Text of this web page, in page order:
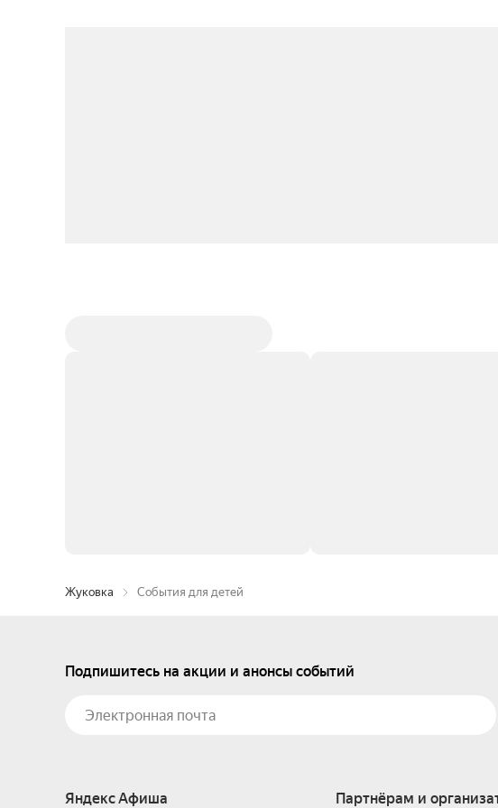
Жуковка События для детей
Подпишитесь на акции и анонсы событий
Яндекс Афиша Партнёрам и